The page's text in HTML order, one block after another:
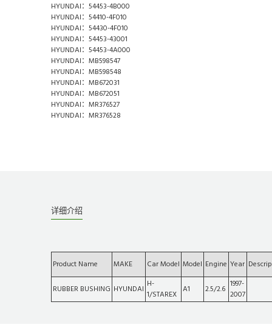
HYUNDAI：54453-4B000
HYUNDAI：54410-4F010
HYUNDAI：54430-4F010
HYUNDAI：54453-43001
HYUNDAI：54453-4A000
HYUNDAI：MB598547
HYUNDAI：MB598548
HYUNDAI：MB672031
HYUNDAI：MB672051
HYUNDAI：MR376527
HYUNDAI：MR376528
详细介绍
Product Name MAKE Car Model Model Engine Year
RUBBER BUSHING HYUNDAI H-
1/STAREX A1 2.5/2.6 1997-
2007